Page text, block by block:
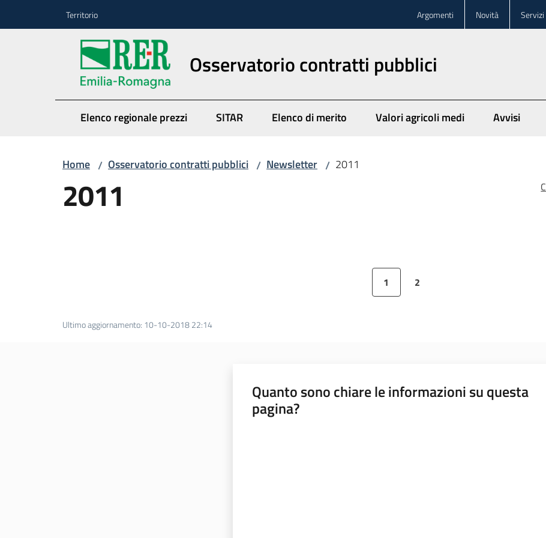
Territorio Argomenti Novità Servizi
Osservatorio contratti pubblici
Elenco regionale prezzi SITAR Elenco di merito Valori agricoli medi Avvisi
Home / Osservatorio contratti pubblici / Newsletter / 2011
2011
Pagina precedente
Pagina
1 Pagina
2
Ultimo aggiornamento: 10-10-2018 22:14
Quanto sono chiare le informazioni su questa
pagina?